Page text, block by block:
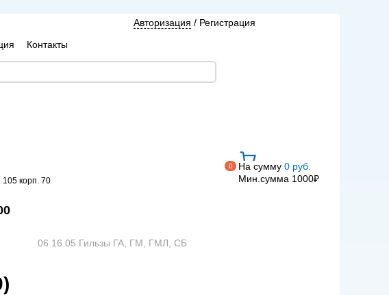
Контакты
Авторизация / Регистрация
105 корп. 70
0 На сумму 0 руб.
Мин.сумма 1000₽
06.16.05 Гильзы ГА, ГМ, ГМЛ, СБ